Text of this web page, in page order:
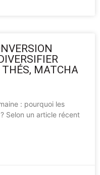
THÉS, MATCHA
: pourquoi les
Selon un article récent